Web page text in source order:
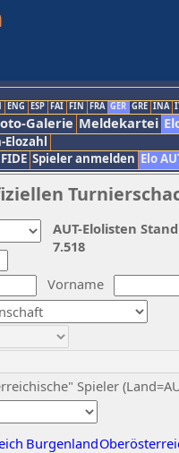
ENG ESP FAI FIN FRA GER GRE INA
Galerie Meldekartei
Elozahl
FIDE Spieler anmelden Elo
Vorname
Spieler
Burgenland
AUT-Elolisten
7.518